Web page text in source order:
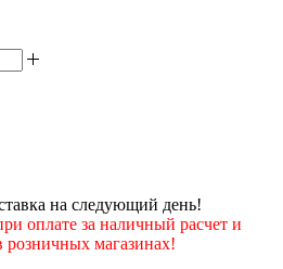
на следующий день!
оплате за наличный расчет и
розничных магазинах!